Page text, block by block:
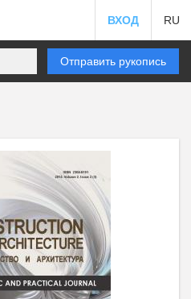
ВХОД RU
Отправить рукопись